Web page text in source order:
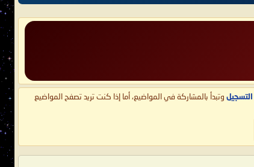
التسجيل وتبدأ بالمشاركة في المواضيع، أما إذا كنت تريد تصفح المواضيع